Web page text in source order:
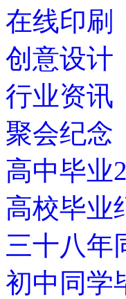
在线印刷
创意设计
行业资讯
聚会纪念
高中毕业
高校毕业
三十八年
初中同学